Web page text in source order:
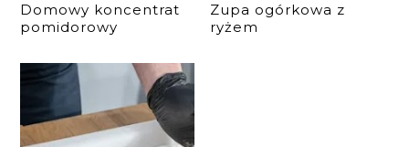
Domowy koncentrat
pomidorowy
Zupa ogórkowa z
ryżem